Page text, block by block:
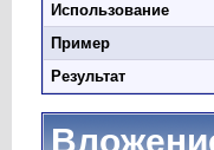
Использование
Пример
Результат